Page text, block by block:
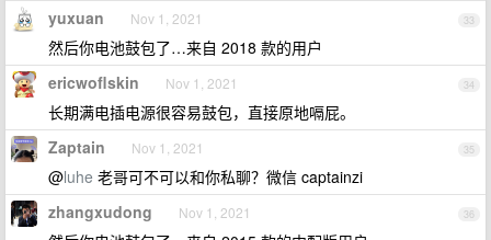
33
yuxuan Nov 1, 2021
然后你电池鼓包了…来自 2018 款的用户
34
ericwoflskin Nov 1, 2021
长期满电插电源很容易鼓包，直接原地嗝屁。
35
Zaptain Nov 1, 2021
@luhe 老哥可不可以和你私聊？微信 captainzi
36
zhangxudong Nov 1, 2021